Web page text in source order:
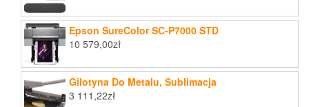
Epson SureColor SC-P7000 STD
10 579,00zł
Gilotyna Do Metalu, Sublimacja
3 111,22zł